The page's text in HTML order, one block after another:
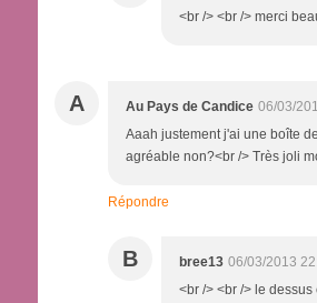
<br /> <br /> merci
A Au Pays de Candice 06/03/
Aaah justement j'ai une boîte
agréable non?<br /> Très joli
Répondre
B bree13 06/03/2013
<br /> <br /> le